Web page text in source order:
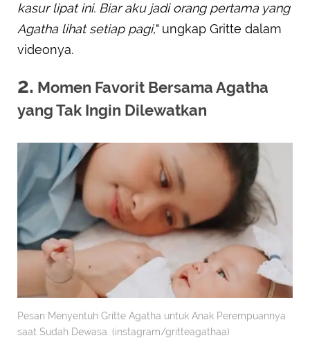
kasur lipat ini. Biar aku jadi orang pertama yang
Agatha lihat setiap pagi," ungkap Gritte dalam
videonya.
2. Momen Favorit Bersama Agatha
yang Tak Ingin Dilewatkan
Pesan Menyentuh Gritte Agatha untuk Anak Perempuannya
saat Sudah Dewasa. (instagram/gritteagathaa)